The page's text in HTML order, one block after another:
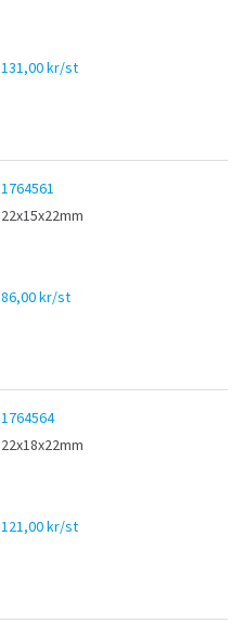
131,00 kr/st
1764561
22x15x22mm
86,00 kr/st
1764564
22x18x22mm
121,00 kr/st